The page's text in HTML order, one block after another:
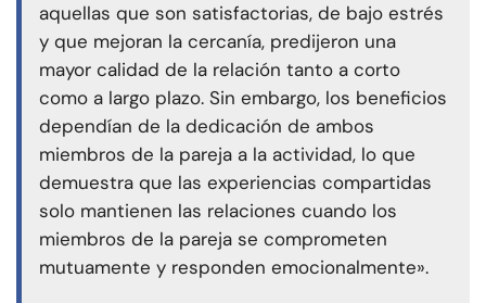
aquellas que son satisfactorias, de bajo estrés
y que mejoran la cercanía, predijeron una
mayor calidad de la relación tanto a corto
como a largo plazo. Sin embargo, los beneficios
dependían de la dedicación de ambos
miembros de la pareja a la actividad, lo que
demuestra que las experiencias compartidas
solo mantienen las relaciones cuando los
miembros de la pareja se comprometen
mutuamente y responden emocionalmente».